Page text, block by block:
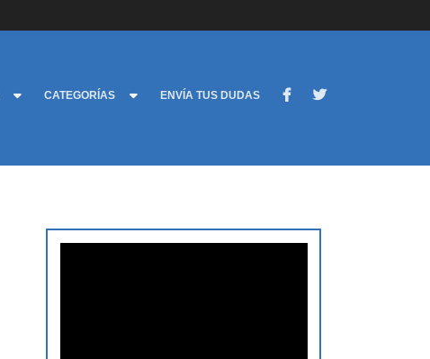
CATEGORÍAS ENVÍA TUS DUDAS